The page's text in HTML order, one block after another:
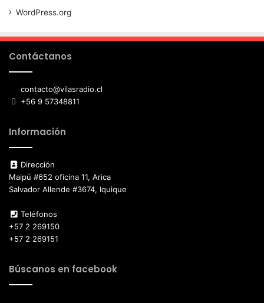
WordPress.org
Contáctanos
contacto@vilasradio.cl
+56 9 57348811
Información
Dirección
Maipú #652 oficina 11, Arica
Salvador Allende #3674, Iquique
Teléfonos
+57 2 269150
+57 2 269151
Búscanos en facebook